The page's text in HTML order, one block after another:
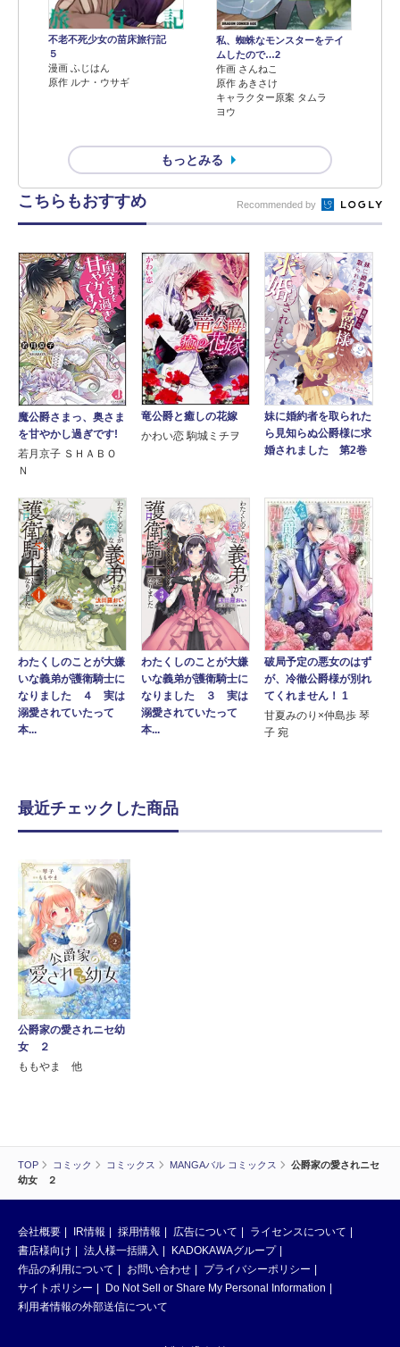
TOP コミック コミックス MANGAバル コミックス
公爵家の愛されニセ
幼女 ２
不老不死少女の苗床旅行記
５
漫画 ふじはん
原作 ルナ・ウサギ
私、蜘蛛なモンスターをテイ
ムしたので…2
作画 さんねこ
原作 あきさけ
キャラクター原案 タムラ
ヨウ
もっとみる
こちらもおすすめ Recommended by
魔公爵さまっ、奥さま
を甘やかし過ぎです!
若月京子 ＳＨＡＢＯ
Ｎ
竜公爵と癒しの花嫁
かわい恋 駒城ミチヲ
妹に婚約者を取られた
ら見知らぬ公爵様に求
婚されました 第2巻
わたくしのことが大嫌
いな義弟が護衛騎士に
なりました ４ 実は
溺愛されていたって
本...
わたくしのことが大嫌
いな義弟が護衛騎士に
なりました ３ 実は
溺愛されていたって
本...
破局予定の悪女のはず
が、冷徹公爵様が別れ
てくれません！ 1
甘夏みのり×仲島歩 琴
子 宛
最近チェックした商品
公爵家の愛されニセ幼
女 ２
ももやま 他
会社概要 IR情報 採用情報 広告について
ライセンスについて
書店様向け
法人様一括購入
KADOKAWAグループ
作品の利用について
お問い合わせ
プライバシーポリシー
サイトポリシー
Do Not Sell or Share My Personal Information
利用者情報の外部送信について